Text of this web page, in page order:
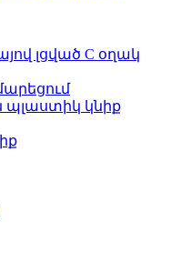
լցված C օղակ
կնիք